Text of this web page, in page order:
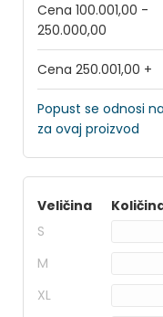
Cena 100.001,00 -
250.000,00
Cena 250.001,00 +
Popust se odnosi
za ovaj proizvod
Veličina
S
M
XL